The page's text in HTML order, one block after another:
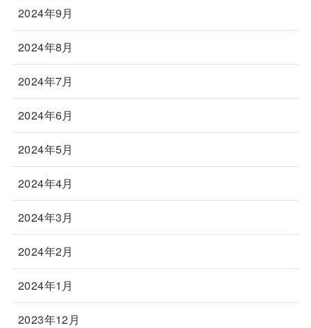
2024年9月
2024年8月
2024年7月
2024年6月
2024年5月
2024年4月
2024年3月
2024年2月
2024年1月
2023年12月